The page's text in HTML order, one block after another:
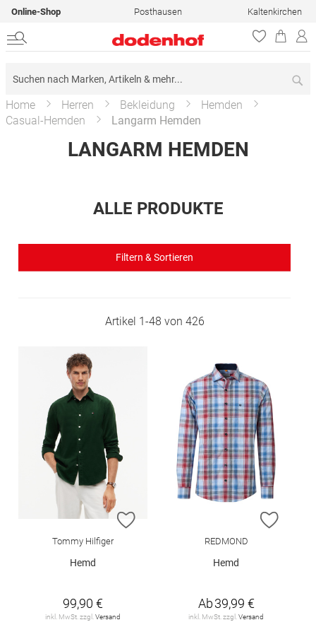
Online-Shop Posthausen Kaltenkirchen
Home Herren Bekleidung
Hemden
Casual-Hemden
Langarm Hemden
LANGARM HEMDEN
ALLE PRODUKTE
Filtern & Sortieren
Artikel 1-48 von 426
ZUR WUNSCHLISTE HINZUFÜGEN
Tommy Hilfiger
Hemd
99,90 €
inkl. MwSt. zzgl. Versand
ZUR
REDMOND
Hemd
Ab39,99 €
inkl. MwSt. zzgl. Versand